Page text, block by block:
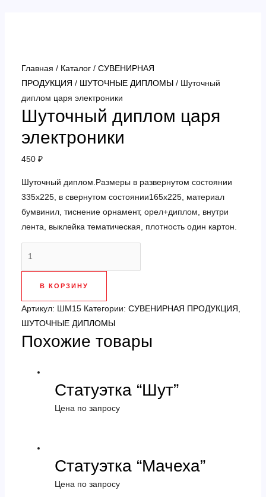
Главная / Каталог/ СУВЕНИРНАЯ
ПРОДУКЦИЯ / ШУТОЧНЫЕ ДИПЛОМЫ/ Шуточный
диплом царя электроники
Шуточный диплом царя
электроники
450 ₽
Шуточный диплом.Размеры в развернутом состоянии
335х225, в свернутом состоянии165х225, материал
бумвинил, тиснение орнамент, орел+диплом, внутри
лента, выклейка тематическая, плотность один картон.
царя
электроники
В КОРЗИНУ
Артикул: ШМ15 Категории: СУВЕНИРНАЯ ПРОДУКЦИЯ
ШУТОЧНЫЕ ДИПЛОМЫ
Похожие товары
Статуэтка “Шут”
Цена по запросу
Статуэтка “Мачеха”
Цена по запросу